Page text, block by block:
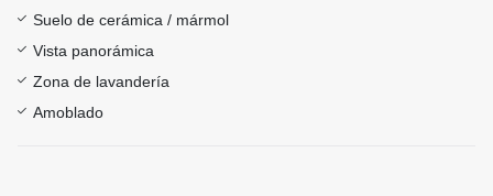
Suelo de cerámica / mármol
Vista panorámica
Zona de lavandería
Amoblado